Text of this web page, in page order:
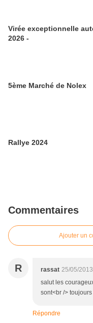
Virée exceptionnelle
2026 -
5ème Marché de Nolex
Rallye 2024
Commentaires
Ajouter un
R rassat 25/05/
salut les
sont<br />
Répondre